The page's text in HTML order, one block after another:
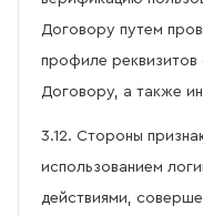
Договору путем
профиле реквизитов
Договору, а также
3.12. Стороны
использованием
действиями,